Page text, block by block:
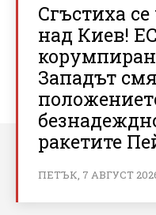
Сгъстиха
над Киев!
Западът
ракетите
ПЕТЪК, 7 АВГУСТ